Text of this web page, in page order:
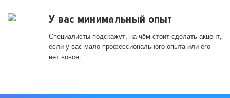
У вас минимальный опыт
Специалисты подскажут, на чём стоит сделать акцент,
если у вас мало профессионального опыта или его
нет вовсе.